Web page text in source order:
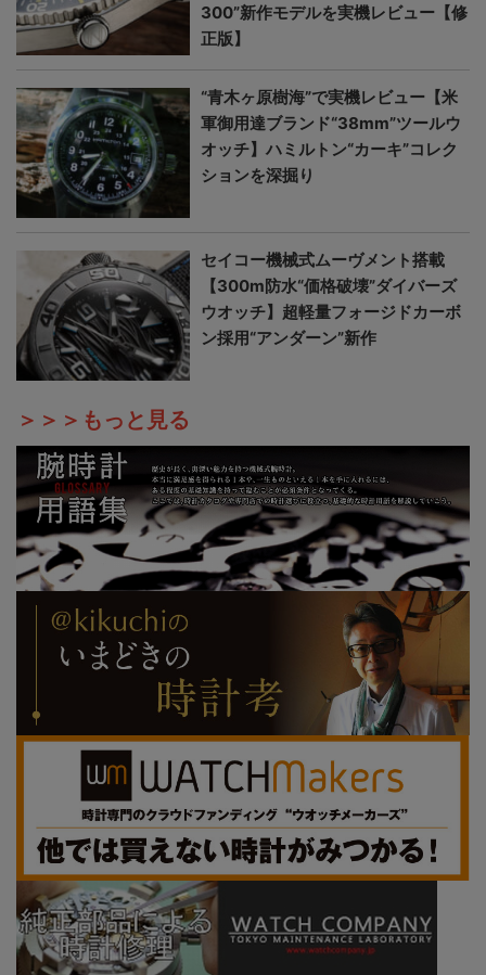
300”新作モデルを実機レビュー【修
正版】
“青木ヶ原樹海”で実機レビュー【米
軍御用達ブランド“38mm”ツールウ
オッチ】ハミルトン“カーキ”コレク
ションを深掘り
セイコー機械式ムーヴメント搭載
【300m防水“価格破壊”ダイバーズ
ウオッチ】超軽量フォージドカーボ
ン採用“アンダーン”新作
＞＞＞もっと見る